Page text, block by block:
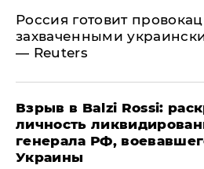
​Россия готовит
захваченными
— Reuters
​Взрыв в Balzi Rossi:
личность
генерала РФ,
Украины